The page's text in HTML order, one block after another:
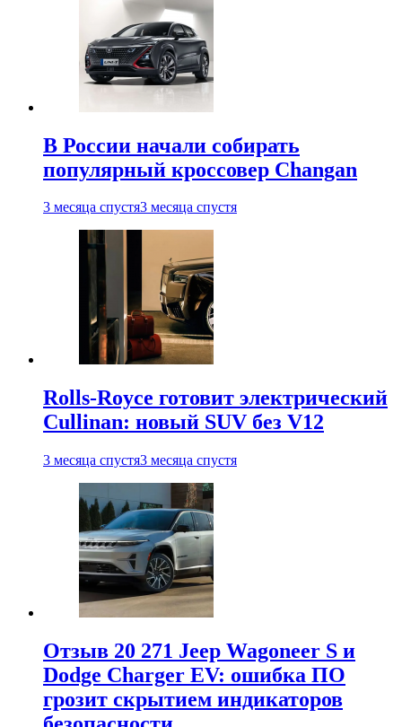
В России начали собирать
популярный кроссовер Changan
3 месяца спустя3 месяца спустя
Rolls-Royce готовит электрический
Cullinan: новый SUV без V12
3 месяца спустя3 месяца спустя
Отзыв 20 271 Jeep Wagoneer S и
Dodge Charger EV: ошибка ПО
грозит скрытием индикаторов